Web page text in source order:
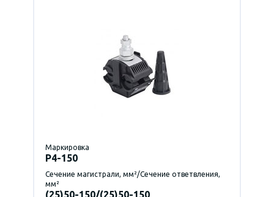
Маркировка
P4-150
Сечение магистрали, мм²/Сечение ответвления,
мм²
(25)50-150/(25)50-150